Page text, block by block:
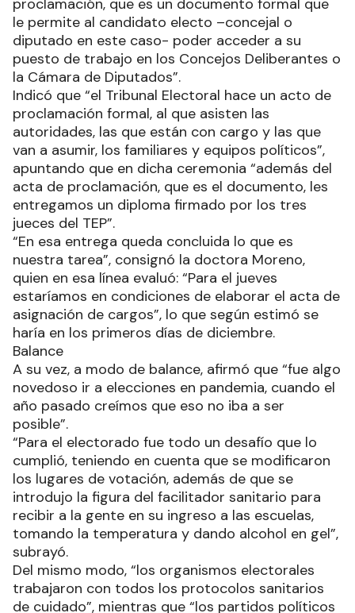
le permite al candidato electo –concejal o
diputado en este caso- poder acceder a su
puesto de trabajo en los Concejos Deliberantes o
la Cámara de Diputados”.
Indicó que “el Tribunal Electoral hace un acto de
proclamación formal, al que asisten las
autoridades, las que están con cargo y las que
van a asumir, los familiares y equipos políticos”,
apuntando que en dicha ceremonia “además del
acta de proclamación, que es el documento, les
entregamos un diploma firmado por los tres
jueces del TEP”.
“En esa entrega queda concluida lo que es
nuestra tarea”, consignó la doctora Moreno,
quien en esa línea evaluó: “Para el jueves
estaríamos en condiciones de elaborar el acta de
asignación de cargos”, lo que según estimó se
haría en los primeros días de diciembre.
Balance
A su vez, a modo de balance, afirmó que “fue algo
novedoso ir a elecciones en pandemia, cuando el
año pasado creímos que eso no iba a ser
posible”.
“Para el electorado fue todo un desafío que lo
cumplió, teniendo en cuenta que se modificaron
los lugares de votación, además de que se
introdujo la figura del facilitador sanitario para
recibir a la gente en su ingreso a las escuelas,
tomando la temperatura y dando alcohol en gel”,
subrayó.
Del mismo modo, “los organismos electorales
trabajaron con todos los protocolos sanitarios
de cuidado”, mientras que “los partidos políticos